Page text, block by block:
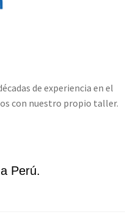
de experiencia en el
con nuestro propio taller.
Perú.